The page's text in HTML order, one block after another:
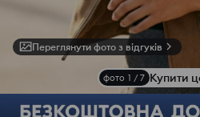
Переглянути фото з відгуків
фото 1 / 7 Купити